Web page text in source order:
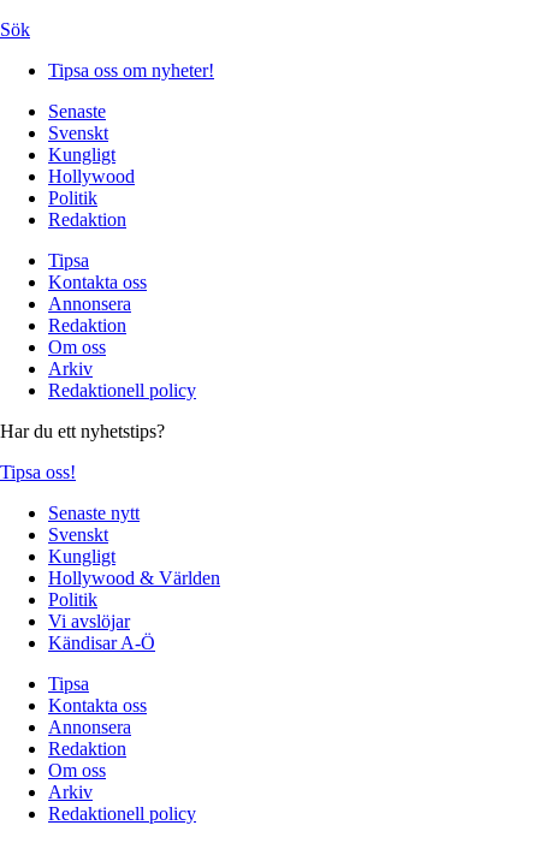
Sök
Tipsa oss om nyheter!
Senaste
Svenskt
Kungligt
Hollywood
Politik
Redaktion
Tipsa
Kontakta oss
Annonsera
Redaktion
Om oss
Arkiv
Redaktionell policy
Har du ett nyhetstips?
Tipsa oss!
Senaste nytt
Svenskt
Kungligt
Hollywood & Världen
Politik
Vi avslöjar
Kändisar A-Ö
Tipsa
Kontakta oss
Annonsera
Redaktion
Om oss
Arkiv
Redaktionell policy